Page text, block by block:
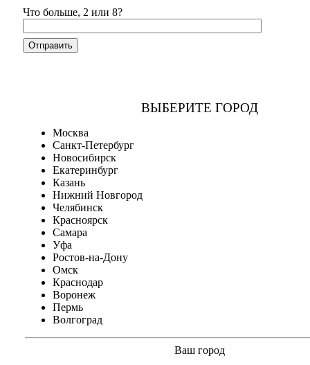
Что больше, 2 или 8?
ВЫБЕРИТЕ ГОРОД
Москва
Санкт-Петербург
Новосибирск
Екатеринбург
Казань
Нижний Новгород
Челябинск
Красноярск
Самара
Уфа
Ростов-на-Дону
Омск
Краснодар
Воронеж
Пермь
Волгоград
Ваш город